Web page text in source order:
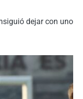
dejar con uno